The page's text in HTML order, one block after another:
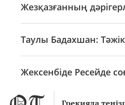
Жезқазғанның
Таулы Бадахшан:
Жексенбіде Ресейде